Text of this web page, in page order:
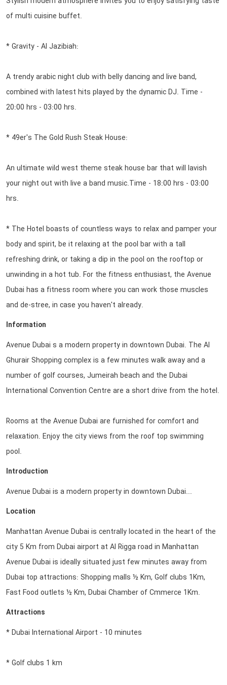
of multi cuisine buffet.
* Gravity - Al Jazibiah:
A trendy arabic night club with belly dancing and live band,
combined with latest hits played by the dynamic DJ. Time -
20:00 hrs - 03:00 hrs.
* 49er's The Gold Rush Steak House:
An ultimate wild west theme steak house bar that will lavish
your night out with live a band music.Time - 18:00 hrs - 03:00
hrs.
* The Hotel boasts of countless ways to relax and pamper your
body and spirit, be it relaxing at the pool bar with a tall
refreshing drink, or taking a dip in the pool on the rooftop or
unwinding in a hot tub. For the fitness enthusiast, the Avenue
Dubai has a fitness room where you can work those muscles
and de-stree, in case you haven't already.
Information
Avenue Dubai s a modern property in downtown Dubai. The Al
Ghurair Shopping complex is a few minutes walk away and a
number of golf courses, Jumeirah beach and the Dubai
International Convention Centre are a short drive from the hotel.
Rooms at the Avenue Dubai are furnished for comfort and
relaxation. Enjoy the city views from the roof top swimming
pool.
Introduction
Avenue Dubai is a modern property in downtown Dubai...
Location
Manhattan Avenue Dubai is centrally located in the heart of the
city 5 Km from Dubai airport at Al Rigga road in Manhattan
Avenue Dubai is ideally situated just few minutes away from
Dubai top attractions: Shopping malls ½ Km, Golf clubs 1Km,
Fast Food outlets ½ Km, Dubai Chamber of Cmmerce 1Km.
Attractions
* Dubai International Airport - 10 minutes
* Golf clubs 1 km